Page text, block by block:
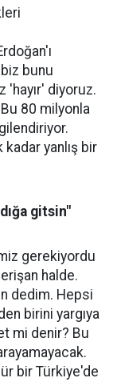
bunu
'hayır' diyoruz.
80 milyonla
yanlış bir
gitsin"
gerekiyordu
halde.
dedim. Hepsi
birini yargıya
mi denir? Bu
bir Türkiye'de